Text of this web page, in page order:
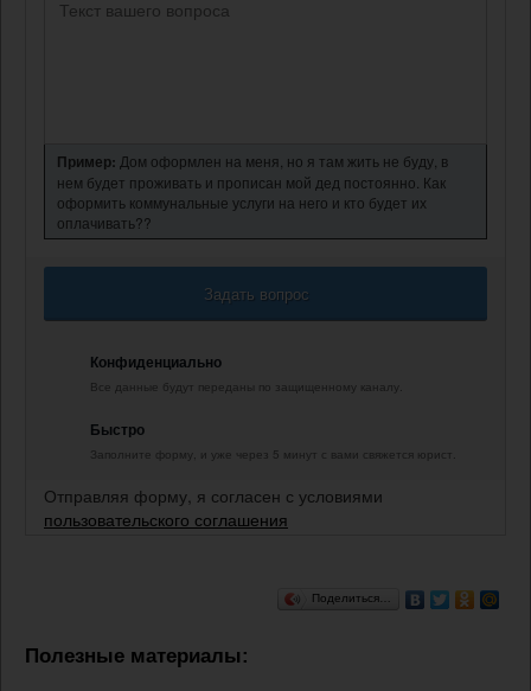
Пример: Дом оформлен на меня, но я там жить не буду, в
нем будет проживать и прописан мой дед постоянно. Как
оформить коммунальные услуги на него и кто будет их
оплачивать??
Задать вопрос
Конфиденциально
Все данные будут переданы по защищенному каналу.
Быстро
Заполните форму, и уже через 5 минут с вами свяжется юрист.
Отправляя форму, я согласен с условиями
пользовательского соглашения
Поделиться…
Полезные материалы: